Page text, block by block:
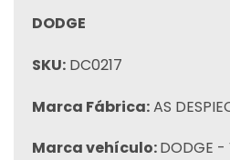
DODGE
SKU: DC0217
Marca Fábrica:AS
Marca vehículo:DODGE -